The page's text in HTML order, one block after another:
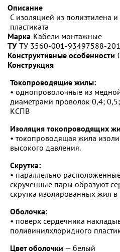
Описание
С изоляцией из полиэтилена
пластиката
Марка Кабели монтажные
ТУ ТУ 3560-001-93497588-
Конструктивные особенности
Конструкция
Токопроводящие жилы:
• однопроволочные из
диаметрами проволок 0,4;
КСПВ
Изоляция токопроводящих
• токопроводящая жила
высокого давления.
Скрутка:
• параллельно
скрученные пары образуют
скрутка изолированных жил в
Оболочка:
• поверх сердечника
поливинилхлоридного
Цвет оболочки — белый